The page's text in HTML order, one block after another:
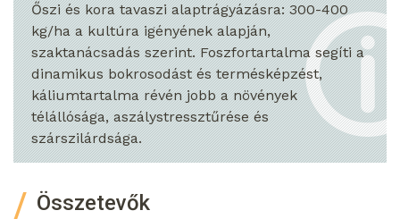
Őszi és kora tavaszi alaptrágyázásra: 300-400
kg/ha a kultúra igényének alapján,
szaktanácsadás szerint. Foszfortartalma segíti a
dinamikus bokrosodást és termésképzést,
káliumtartalma révén jobb a növények
télállósága, aszálystressztűrése és
szárszilárdsága.
Összetevők